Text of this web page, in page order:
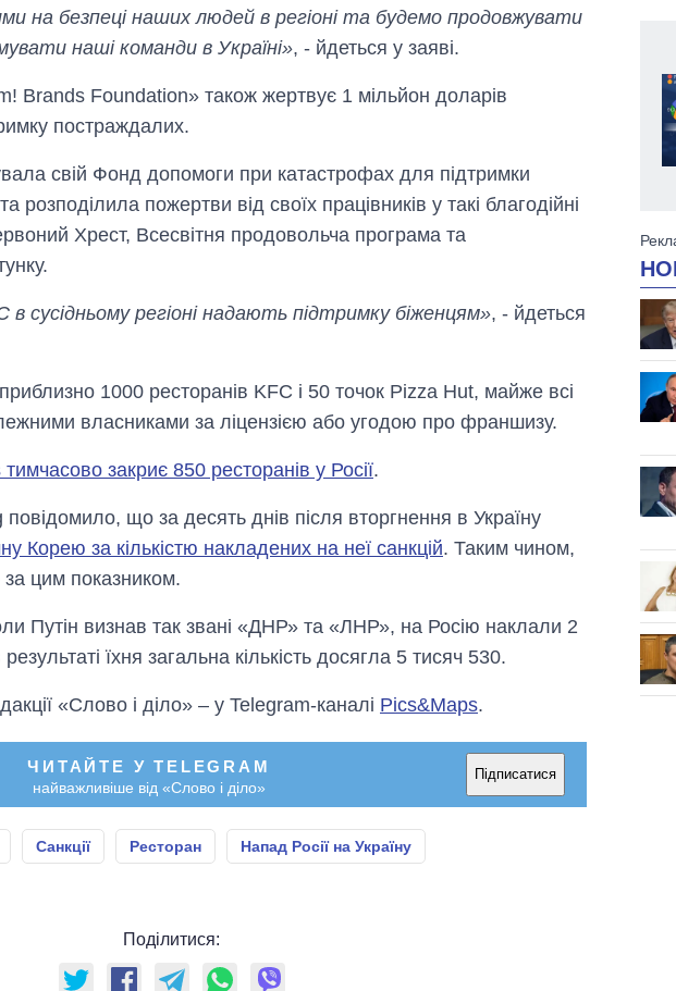
на безпеці наших людей в регіоні та будемо продовжувати
наші команди в Україні», - йдеться у заяві.
Brands Foundation» також жертвує 1 мільйон доларів
постраждалих.
свій Фонд допомоги при катастрофах для підтримки
розподілила пожертви від своїх працівників у такі благодійні
Хрест, Всесвітня продовольча програма та
в сусідньому регіоні надають підтримку біженцям», - йдеться
1000 ресторанів KFC і 50 точок Pizza Hut, майже всі
власниками за ліцензією або угодою про франшизу.
закриє 850 ресторанів у Росії.
що за десять днів після вторгнення в Україну
Корею за кількістю накладених на неї санкцій. Таким чином,
за цим показником.
Путін визнав так звані «ДНР» та «ЛНР», на Росію наклали 2
їхня загальна кількість досягла 5 тисяч 530.
«Слово і діло» – у Telegram-каналі Pics&Maps.
ЧИТАЙТЕ У TELEGRAM
найважливіше від «Слово і діло»
Підписатися
Санкції Ресторан Напад Росії на Україну
Поділитися:
змінилася кількість
аспірантуру